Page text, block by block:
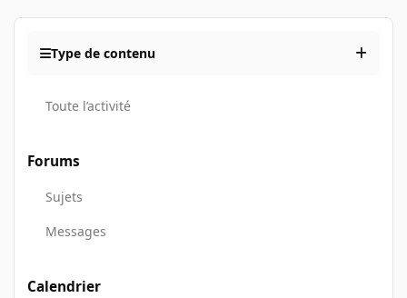
Type de contenu
Toute l’activité
Forums
Sujets
Messages
Calendrier